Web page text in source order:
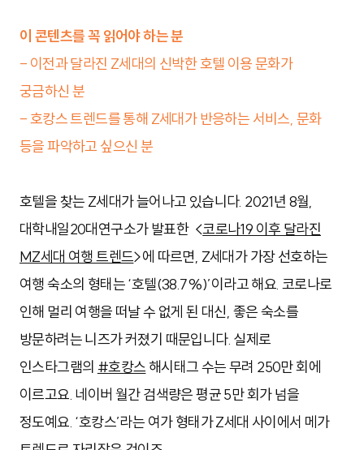
이 콘텐츠를 꼭 읽어야 하는 분
- 이전과 달라진 Z세대의 신박한 호텔 이용 문화가
궁금하신 분
- 호캉스 트렌드를 통해 Z세대가 반응하는 서비스, 문화
등을 파악하고 싶으신 분
호텔을 찾는 Z세대가 늘어나고 있습니다. 2021년 8월,
대학내일20대연구소가 발표한 <코로나19 이후 달라진
MZ세대 여행 트렌드>에 따르면, Z세대가 가장 선호하는
여행 숙소의 형태는 ‘호텔(38.7%)’이라고 해요. 코로나로
인해 멀리 여행을 떠날 수 없게 된 대신, 좋은 숙소를
방문하려는 니즈가 커졌기 때문입니다. 실제로
인스타그램의 #호캉스 해시태그 수는 무려 250만 회에
이르고요. 네이버 월간 검색량은 평균 5만 회가 넘을
정도예요. ‘호캉스’라는 여가 형태가 Z세대 사이에서 메가